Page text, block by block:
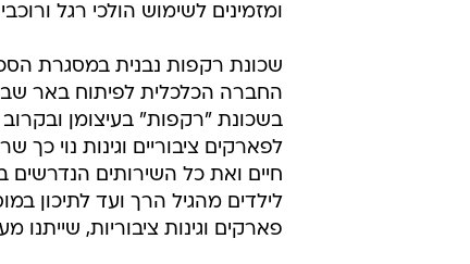
ומזמינים לשימוש הולכי רגל ורוכבי
שכונת רקפות נבנית במסגרת
החברה הכלכלית לפיתוח באר
בשכונת "רקפות" בעיצומן ובקרוב
לפארקים ציבוריים וגינות נוי
חיים ואת כל השירותים הנדרשים
לילדים מהגיל הרך ועד לתיכון
פארקים וגינות ציבוריות,